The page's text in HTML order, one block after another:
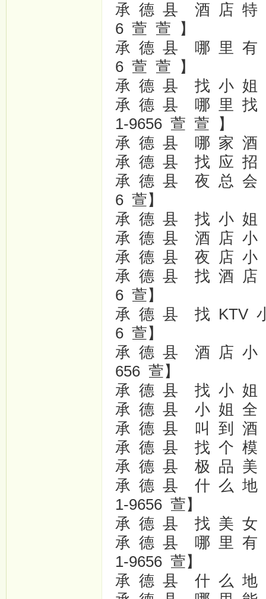
承 德 县 酒 店 特
6 萱 萱 】
承 德 县 哪 里 有
6 萱 萱 】
承 德 县 找 小 姐
承 德 县 哪 里 找
1-9656 萱 萱 】
承 德 县 哪 家 酒
承 德 县 找 应 招
承 德 县 夜 总 会
6 萱】
承 德 县 找 小 姐
承 德 县 酒 店 小
承 德 县 夜 店 小
承 德 县 找 酒 店
6 萱】
承 德 县 找 KTV
6 萱】
承 德 县 酒 店 小
656 萱】
承 德 县 找 小 姐
承 德 县 小 姐 全
承 德 县 叫 到 酒
承 德 县 找 个 模
承 德 县 极 品 美
承 德 县 什 么 地
1-9656 萱】
承 德 县 找 美 女
承 德 县 哪 里 有
1-9656 萱】
承 德 县 什 么 地